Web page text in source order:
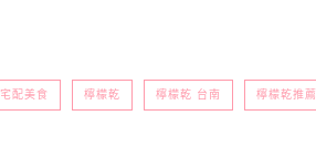
宅配美食 檸檬乾 檸檬乾 台南 檸檬乾推薦